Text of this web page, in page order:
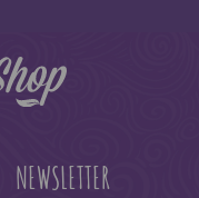
NEWSLETTER